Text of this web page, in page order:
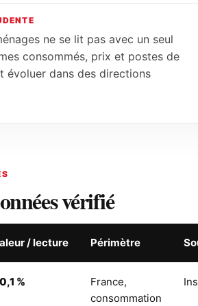
ne se lit pas avec un seul
consommés, prix et postes de
évoluer dans des directions
vérifié
/ lecture Périmètre
%
France,
consommation